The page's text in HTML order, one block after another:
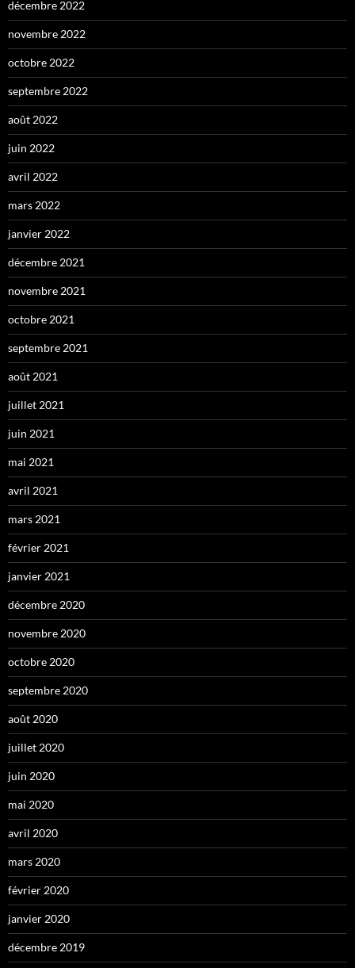
décembre 2022
novembre 2022
octobre 2022
septembre 2022
août 2022
juin 2022
avril 2022
mars 2022
janvier 2022
décembre 2021
novembre 2021
octobre 2021
septembre 2021
août 2021
juillet 2021
juin 2021
mai 2021
avril 2021
mars 2021
février 2021
janvier 2021
décembre 2020
novembre 2020
octobre 2020
septembre 2020
août 2020
juillet 2020
juin 2020
mai 2020
avril 2020
mars 2020
février 2020
janvier 2020
décembre 2019